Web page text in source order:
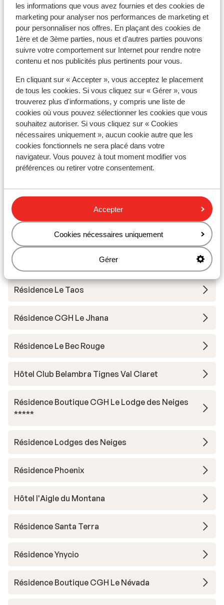
les informations que vous avez fournies et des cookies de
marketing pour analyser nos performances de marketing et
pour personnaliser nos offres. En plaçant des cookies de
1ère et de 3ème parties, nous et d'autres parties pouvons
suivre votre comportement sur Internet pour rendre notre
contenu et nos publicités plus pertinents pour vous.
En cliquant sur « Accepter », vous acceptez le placement
de tous les cookies. Si vous cliquez sur « Gérer », vous
trouverez plus d'informations, y compris une liste de
cookies où vous pouvez sélectionner les cookies que vous
souhaitez autoriser. Si vous cliquez sur « Cookies
nécessaires uniquement », aucun cookie autre que les
cookies fonctionnels ne sera placé dans votre
navigateur. Vous pouvez à tout moment modifier vos
préférences ou retirer votre consentement.
Accepter
Cookies nécessaires uniquement
Gérer
Distance du centre-ville: environ 200 mètres
Distance jusqu'aux pistes de ski environ 0 mètres
Distance jusqu'aux remontées mécaniques
maximal 200 mètres
Endroit calme
Forfait, cours et matériel de ski
Forfait remontées mécaniques
Cours de ski
Matériel de ski
Autres hébergements - Val d'Isère-
Tignes
Hôtel VoulezVous
Chalet Skadi - prix exclusif
Résidence Le Taos
Résidence CGH Le Jhana
Résidence Le Bec Rouge
Hôtel Club Belambra Tignes Val Claret
Résidence Boutique CGH Le Lodge des Neiges
*****
Résidence Lodges des Neiges
Résidence Phoenix
Hôtel l'Aigle du Montana
Résidence Santa Terra
Résidence Ynycio
Résidence Boutique CGH Le Névada